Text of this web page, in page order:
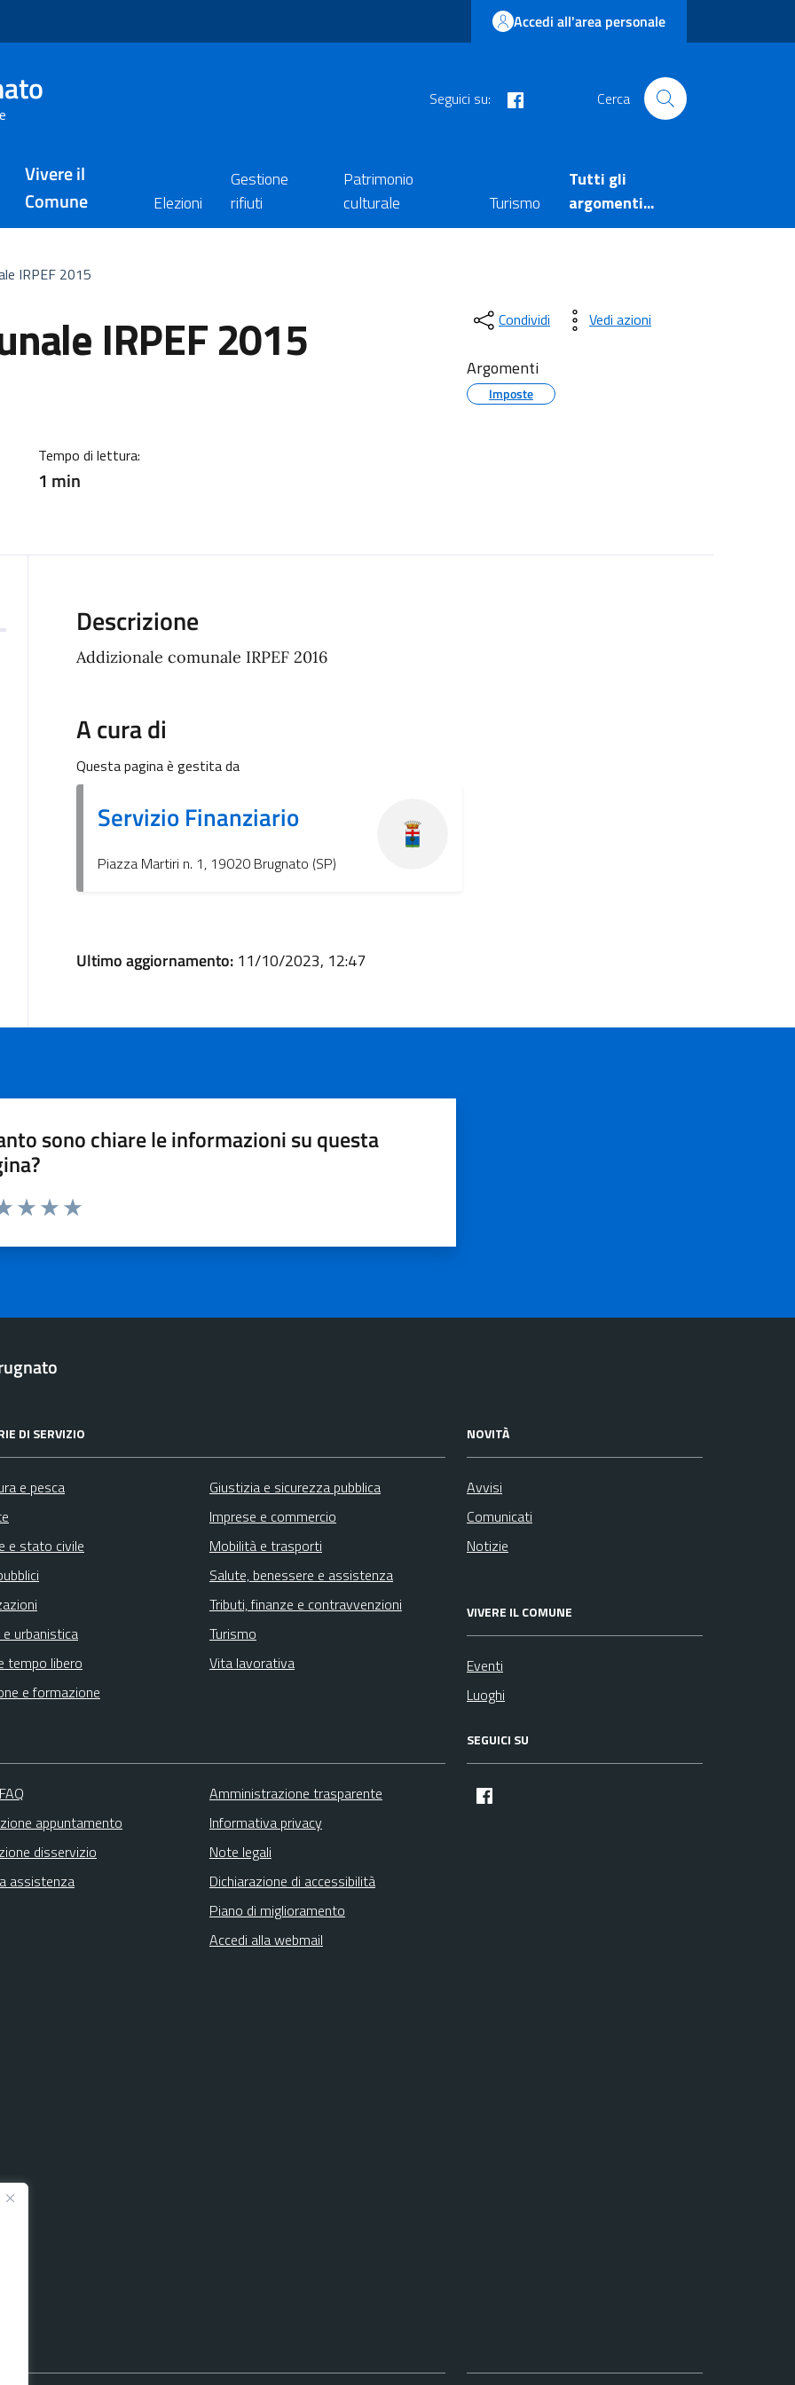
Accedi all'area personale
Seguici su: Cerca
Vivere il
Comune
Elezioni
Gestione
rifiuti
Patrimonio
culturale
Turismo
Tutti gli
argomenti...
IRPEF 2015
IRPEF 2015
Tempo di lettura:
1 min
Condividi Vedi azioni
Argomenti
Imposte
Descrizione
Addizionale comunale IRPEF 2016
A cura di
Questa pagina è gestita da
Servizio Finanziario
Piazza Martiri n. 1, 19020 Brugnato (SP)
Ultimo aggiornamento: 11/10/2023, 12:47
sono chiare le informazioni su questa
DI SERVIZIO
e pesca
e stato civile
urbanistica
tempo libero
e formazione
Giustizia e sicurezza pubblica
Imprese e commercio
Mobilità e trasporti
Salute, benessere e assistenza
Tributi, finanze e contravvenzioni
Turismo
Vita lavorativa
NOVITÀ
Avvisi
Comunicati
Notizie
VIVERE IL COMUNE
Eventi
Luoghi
appuntamento
disservizio
assistenza
Amministrazione trasparente
Informativa privacy
Note legali
Dichiarazione di accessibilità
Piano di miglioramento
Accedi alla webmail
SEGUICI SU